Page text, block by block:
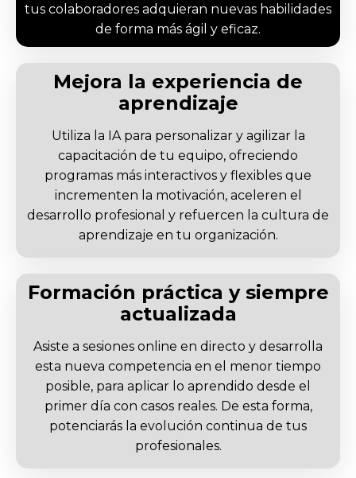
tus colaboradores adquieran nuevas habilidades
de forma más ágil y eficaz.
Mejora la experiencia de
aprendizaje
Utiliza la IA para personalizar y agilizar la
capacitación de tu equipo, ofreciendo
programas más interactivos y flexibles que
incrementen la motivación, aceleren el
desarrollo profesional y refuercen la cultura de
aprendizaje en tu organización.
Formación práctica y siempre
actualizada
Asiste a sesiones online en directo y desarrolla
esta nueva competencia en el menor tiempo
posible, para aplicar lo aprendido desde el
primer día con casos reales. De esta forma,
potenciarás la evolución continua de tus
profesionales.